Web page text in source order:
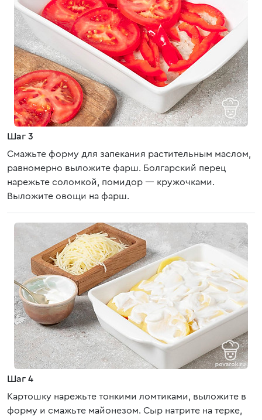
Шаг 3
Смажьте форму для запекания растительным маслом,
равномерно выложите фарш. Болгарский перец
нарежьте соломкой, помидор — кружочками.
Выложите овощи на фарш.
Шаг 4
Картошку нарежьте тонкими ломтиками, выложите в
форму и смажьте майонезом. Сыр натрите на терке,